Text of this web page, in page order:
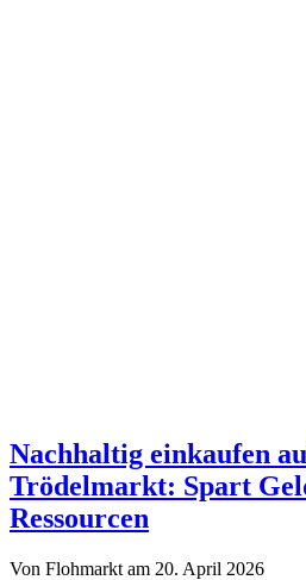
Nachhaltig einkaufen
Trödelmarkt: Spart
Ressourcen
Von Flohmarkt am 20. April 2026